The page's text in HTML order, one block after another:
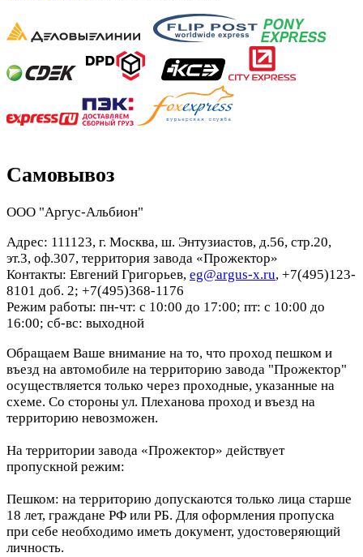
Самовывоз
ООО "Аргус-Альбион"
Адрес: 111123, г. Москва, ш. Энтузиастов, д.56, стр.20,
эт.3, оф.307, территория завода «Прожектор»
Контакты: Евгений Григорьев, eg@argus-x.ru, +7(495)123-
8101 доб. 2; +7(495)368-1176
Режим работы: пн-чт: с 10:00 до 17:00; пт: с 10:00 до
16:00; сб-вс: выходной
Обращаем Ваше внимание на то, что проход пешком и
въезд на автомобиле на территорию завода "Прожектор"
осуществляется только через проходные, указанные на
схеме. Со стороны ул. Плеханова проход и въезд на
территорию невозможен.
На территории завода «Прожектор» действует
пропускной режим:
Пешком: на территорию допускаются только лица старше
18 лет, граждане РФ или РБ. Для оформления пропуска
при себе необходимо иметь документ, удостоверяющий
личность.